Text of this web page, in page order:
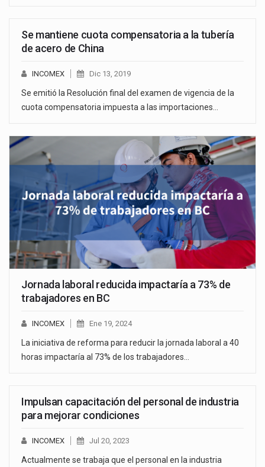
Se mantiene cuota compensatoria a la tubería
de acero de China
INCOMEX Dic 13, 2019
Se emitió la Resolución final del examen de vigencia de la
cuota compensatoria impuesta a las importaciones…
Jornada laboral reducida impactaría a 73% de
trabajadores en BC
INCOMEX Ene 19, 2024
La iniciativa de reforma para reducir la jornada laboral a 40
horas impactaría al 73% de los trabajadores…
Impulsan capacitación del personal de industria
para mejorar condiciones
INCOMEX Jul 20, 2023
Actualmente se trabaja que el personal en la industria